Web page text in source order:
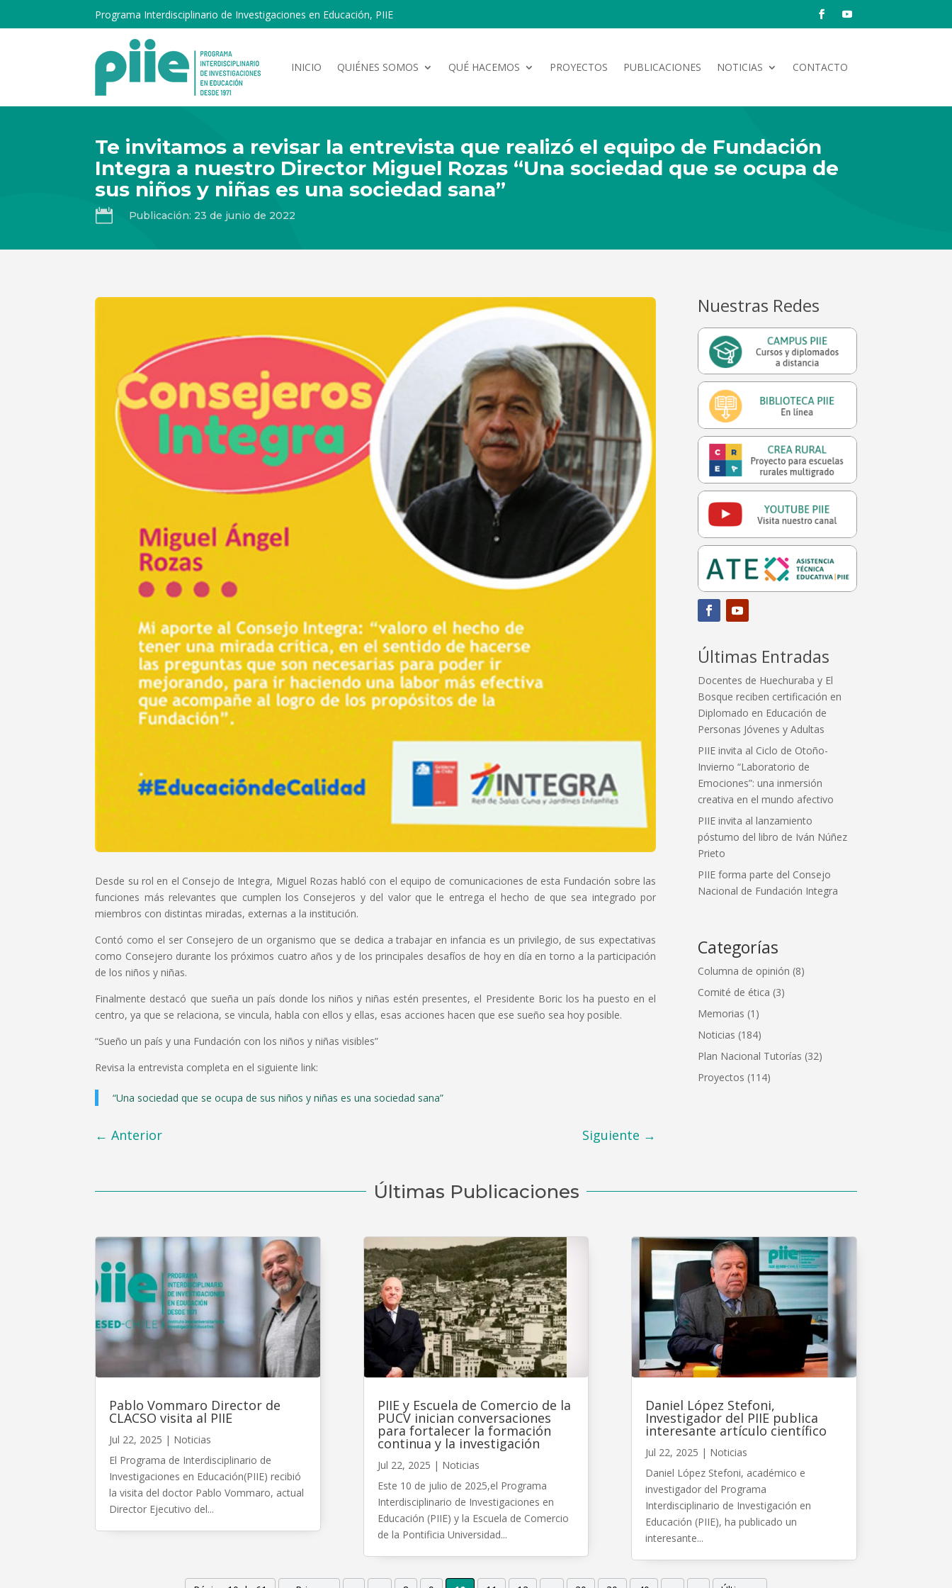
Programa Interdisciplinario de Investigaciones en Educación, PIIE
INICIO QUIÉNES SOMOS QUÉ HACEMOS PROYECTOS PUBLICACIONES NOTICIAS CONTACTO
Te invitamos a revisar la entrevista que realizó el equipo de Fundación
Integra a nuestro Director Miguel Rozas “Una sociedad que se ocupa de
sus niños y niñas es una sociedad sana”
 Publicación: 23 de junio de 2022
Desde su rol en el Consejo de Integra, Miguel Rozas habló con el equipo de comunicaciones de esta Fundación sobre las
funciones más relevantes que cumplen los Consejeros y del valor que le entrega el hecho de que sea integrado por
miembros con distintas miradas, externas a la institución.
Contó como el ser Consejero de un organismo que se dedica a trabajar en infancia es un privilegio, de sus expectativas
como Consejero durante los próximos cuatro años y de los principales desafíos de hoy en día en torno a la participación
de los niños y niñas.
Finalmente destacó que sueña un país donde los niños y niñas estén presentes, el Presidente Boric los ha puesto en el
centro, ya que se relaciona, se vincula, habla con ellos y ellas, esas acciones hacen que ese sueño sea hoy posible.
“Sueño un país y una Fundación con los niños y niñas visibles”
Revisa la entrevista completa en el siguiente link:
“Una sociedad que se ocupa de sus niños y niñas es una sociedad sana”
←Anterior Siguiente →
Nuestras Redes
Últimas Entradas
Docentes de Huechuraba y El
Bosque reciben certificación en
Diplomado en Educación de
Personas Jóvenes y Adultas
PIIE invita al Ciclo de Otoño-
Invierno “Laboratorio de
Emociones”: una inmersión
creativa en el mundo afectivo
PIIE invita al lanzamiento
póstumo del libro de Iván Núñez
Prieto
PIIE forma parte del Consejo
Nacional de Fundación Integra
Categorías
Columna de opinión (8)
Comité de ética (3)
Memorias (1)
Noticias (184)
Plan Nacional Tutorías (32)
Proyectos (114)
Últimas Publicaciones
Pablo Vommaro Director de
CLACSO visita al PIIE
Jul 22, 2025 | Noticias
El Programa de Interdisciplinario de
Investigaciones en Educación(PIIE) recibió
la visita del doctor Pablo Vommaro, actual
Director Ejecutivo del...
PIIE y Escuela de Comercio de la
PUCV inician conversaciones
para fortalecer la formación
continua y la investigación
Jul 22, 2025 | Noticias
Este 10 de julio de 2025,el Programa
Interdisciplinario de Investigaciones en
Educación (PIIE) y la Escuela de Comercio
de la Pontificia Universidad...
Daniel López Stefoni,
Investigador del PIIE publica
interesante artículo científico
Jul 22, 2025 | Noticias
Daniel López Stefoni, académico e
investigador del Programa
Interdisciplinario de Investigación en
Educación (PIIE), ha publicado un
interesante...